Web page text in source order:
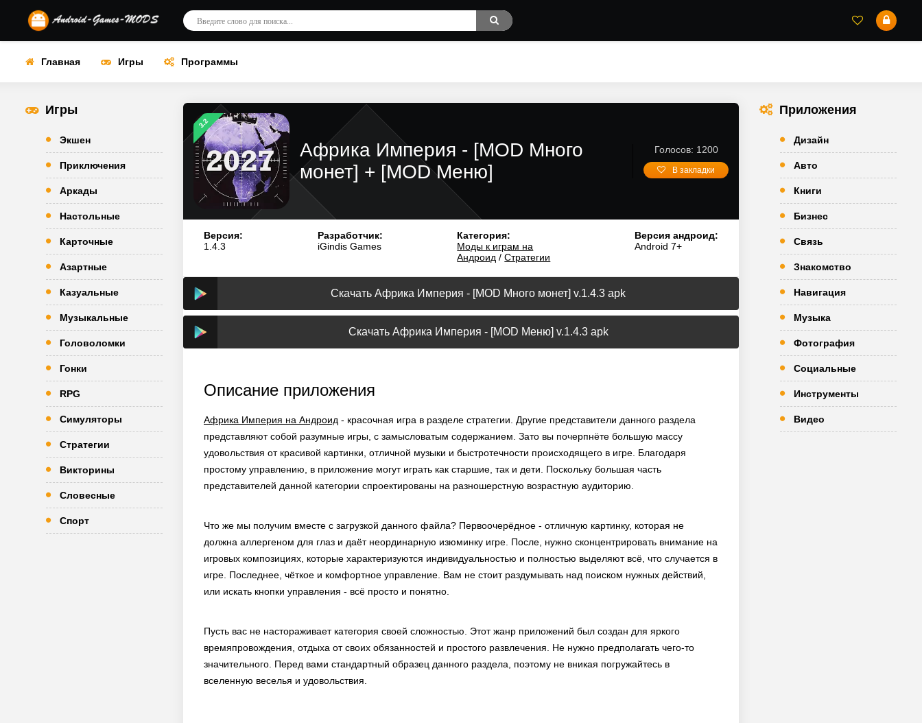
Главная Игры Программы
Игры
Экшен
Приключения
Аркады
Настольные
Карточные
Азартные
Казуальные
Музыкальные
Головоломки
Гонки
RPG
Симуляторы
Стратегии
Викторины
Словесные
Спорт
3.2
Африка Империя - [MOD Много
монет] + [MOD Меню]
Голосов: 1200
В закладки
Версия:
1.4.3
Разработчик:
iGindis Games
Категория:
Моды к играм на
Андроид /Стратегии
Версия андроид:
Android 7+
Скачать Африка Империя - [MOD Много монет] v.1.4.3 apk
Скачать Африка Империя - [MOD Меню] v.1.4.3 apk
Описание приложения
Африка Империя на Андроид - красочная игра в разделе стратегии. Другие представители данного раздела
представляют собой разумные игры, с замысловатым содержанием. Зато вы почерпнёте большую массу
удовольствия от красивой картинки, отличной музыки и быстротечности происходящего в игре. Благодаря
простому управлению, в приложение могут играть как старшие, так и дети. Поскольку большая часть
представителей данной категории спроектированы на разношерстную возрастную аудиторию.
Что же мы получим вместе с загрузкой данного файла? Первоочерёдное - отличную картинку, которая не
должна аллергеном для глаз и даёт неординарную изюминку игре. После, нужно сконцентрировать внимание на
игровых композициях, которые характеризуются индивидуальностью и полностью выделяют всё, что случается в
игре. Последнее, чёткое и комфортное управление. Вам не стоит раздумывать над поиском нужных действий,
или искать кнопки управления - всё просто и понятно.
Пусть вас не настораживает категория своей сложностью. Этот жанр приложений был создан для яркого
времяпровождения, отдыха от своих обязанностей и простого развлечения. Не нужно предполагать чего-то
значительного. Перед вами стандартный образец данного раздела, поэтому не вникая погружайтесь в
вселенную веселья и удовольствия.
Приложения
Дизайн
Авто
Книги
Бизнес
Связь
Знакомство
Навигация
Музыка
Фотография
Социальные
Инструменты
Видео